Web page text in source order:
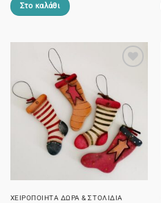
Στο καλάθι
ΧΕΙΡΟΠΟΊΗΤΑ ΔΏΡΑ & ΣΤΟΛΊΔΙΑ